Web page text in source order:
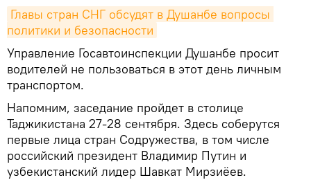
Главы стран СНГ обсудят в Душанбе вопросы
политики и безопасности
Управление Госавтоинспекции Душанбе просит
водителей не пользоваться в этот день личным
транспортом.
Напомним, заседание пройдет в столице
Таджикистана 27-28 сентября. Здесь соберутся
первые лица стран Содружества, в том числе
российский президент Владимир Путин и
узбекистанский лидер Шавкат Мирзиёев.